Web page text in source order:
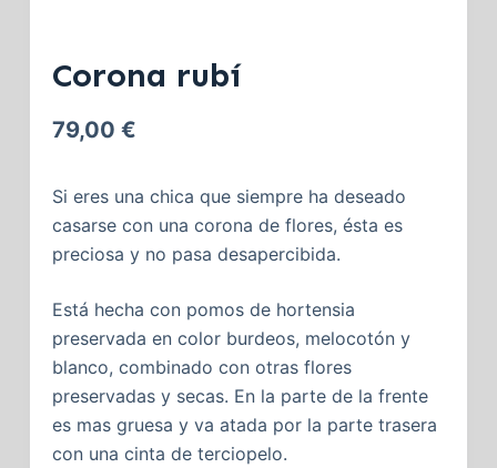
Corona rubí
79,00 €
Si eres una chica que siempre ha deseado
casarse con una corona de flores, ésta es
preciosa y no pasa desapercibida.
Está hecha con pomos de hortensia
preservada en color burdeos, melocotón y
blanco, combinado con otras flores
preservadas y secas. En la parte de la frente
es mas gruesa y va atada por la parte trasera
con una cinta de terciopelo.